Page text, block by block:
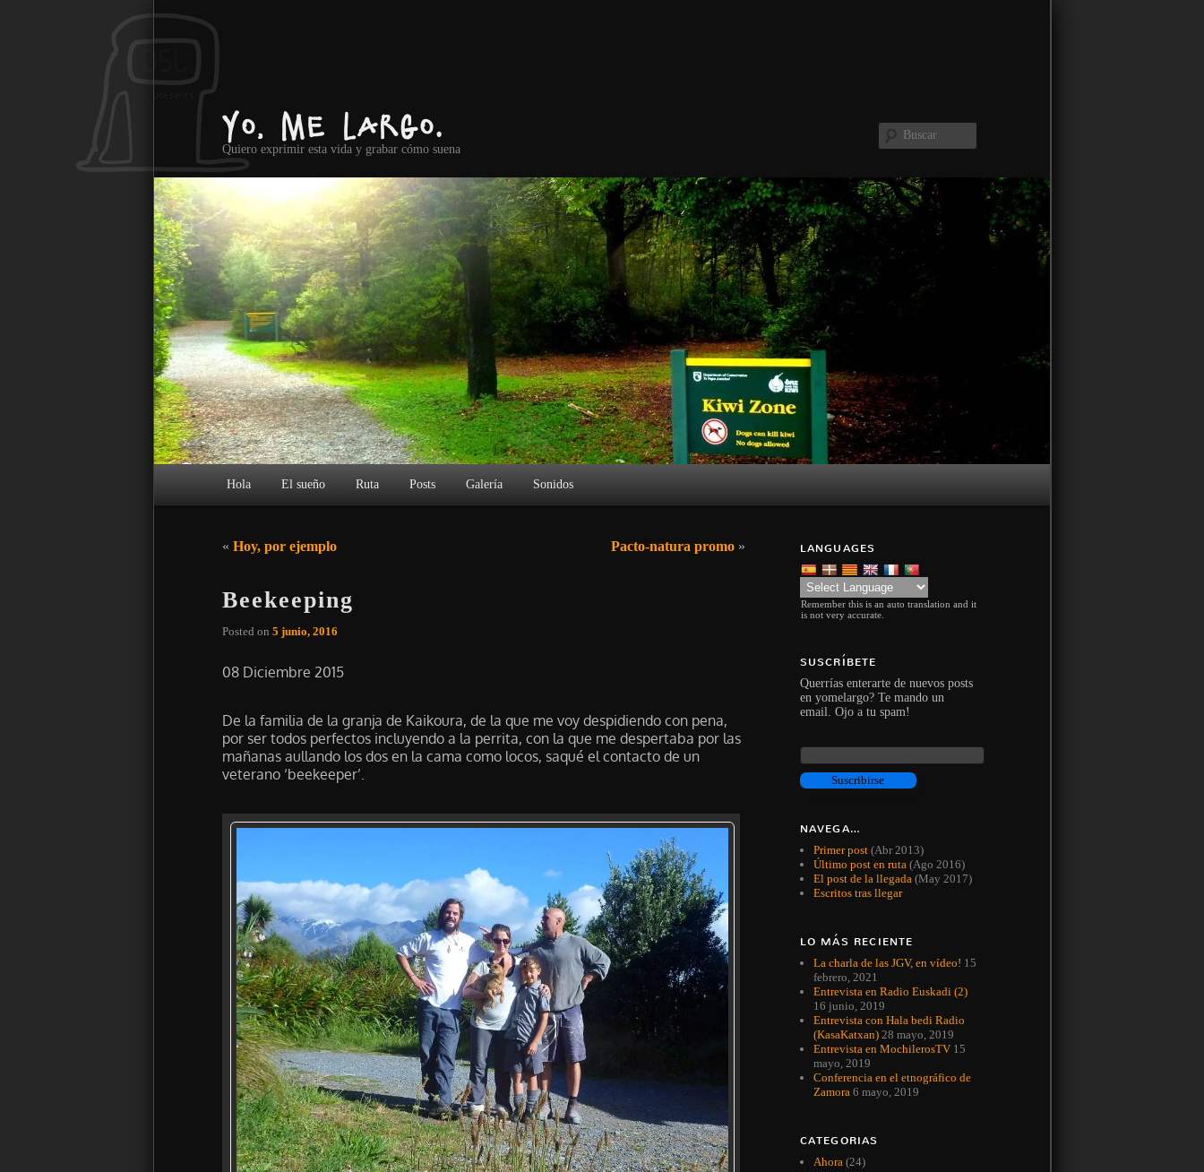
Yo, me largo.
Quiero exprimir esta vida y grabar cómo suena
Buscar
Hola
El sueño Ruta Posts Galería Sonidos
Navegación de entradas
« Hoy, por ejemplo Pacto-natura promo»
Beekeeping
Posted on 5 junio, 2016
08 Diciembre 2015
De la familia de la granja de Kaikoura, de la que me voy despidiendo con pena,
por ser todos perfectos incluyendo a la perrita, con la que me despertaba por las
mañanas aullando los dos en la cama como locos, saqué el contacto de un
veterano ‘beekeeper’.
LANGUAGES
Remember this is an auto translation and it
is not very accurate.
SUSCRÍBETE
Querrías enterarte de nuevos posts
en yomelargo? Te mando un
email. Ojo a tu spam!
NAVEGA…
Primer post(Abr 2013)
Último post en ruta(Ago 2016)
El post de la llegada(May 2017)
Escritos tras llegar
LO MÁS RECIENTE
La charla de las JGV, en vídeo! 15
febrero, 2021
Entrevista en Radio Euskadi (2)
16 junio, 2019
Entrevista con Hala bedi Radio
(KasaKatxan) 28 mayo, 2019
Entrevista en MochilerosTV 15
mayo, 2019
Conferencia en el etnográfico de
Zamora 6 mayo, 2019
CATEGORIAS
Ahora(24)